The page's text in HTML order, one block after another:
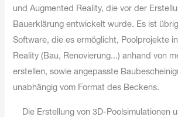
und Augmented Reality, die vor der
Bauerklärung entwickelt wurde. Es ist
Software, die es ermöglicht, Poolprojekte
Reality (Bau, Renovierung...) anhand von
erstellen, sowie angepasste
unabhängig vom Format des Beckens.
Die Erstellung von 3D-Poolsimulationen